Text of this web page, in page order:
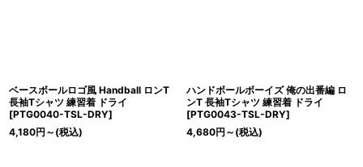
ベースボールロゴ風 Handball ロンT
長袖Tシャツ 練習着 ドライ
[PTG0040-TSL-DRY]
4,180円 ～ (税込)
ハンドボールボーイズ 俺の出番編 ロ
ンT 長袖Tシャツ 練習着 ドライ
[PTG0043-TSL-DRY]
4,680円 ～ (税込)